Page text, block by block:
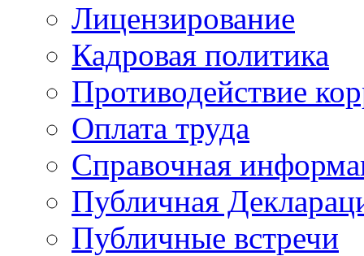
Лицензирование
Кадровая политика
Противодействие
Оплата труда
Справочная
Публичная
Публичные встречи